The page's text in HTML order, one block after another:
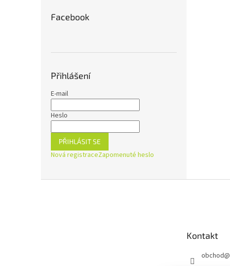
Facebook
Přihlášení
E-mail
Heslo
PŘIHLÁSIT SE
Nová registraceZapomenuté heslo
Kontakt
obchod@